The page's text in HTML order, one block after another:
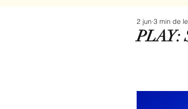
PLAY:
2 jun 3 min de